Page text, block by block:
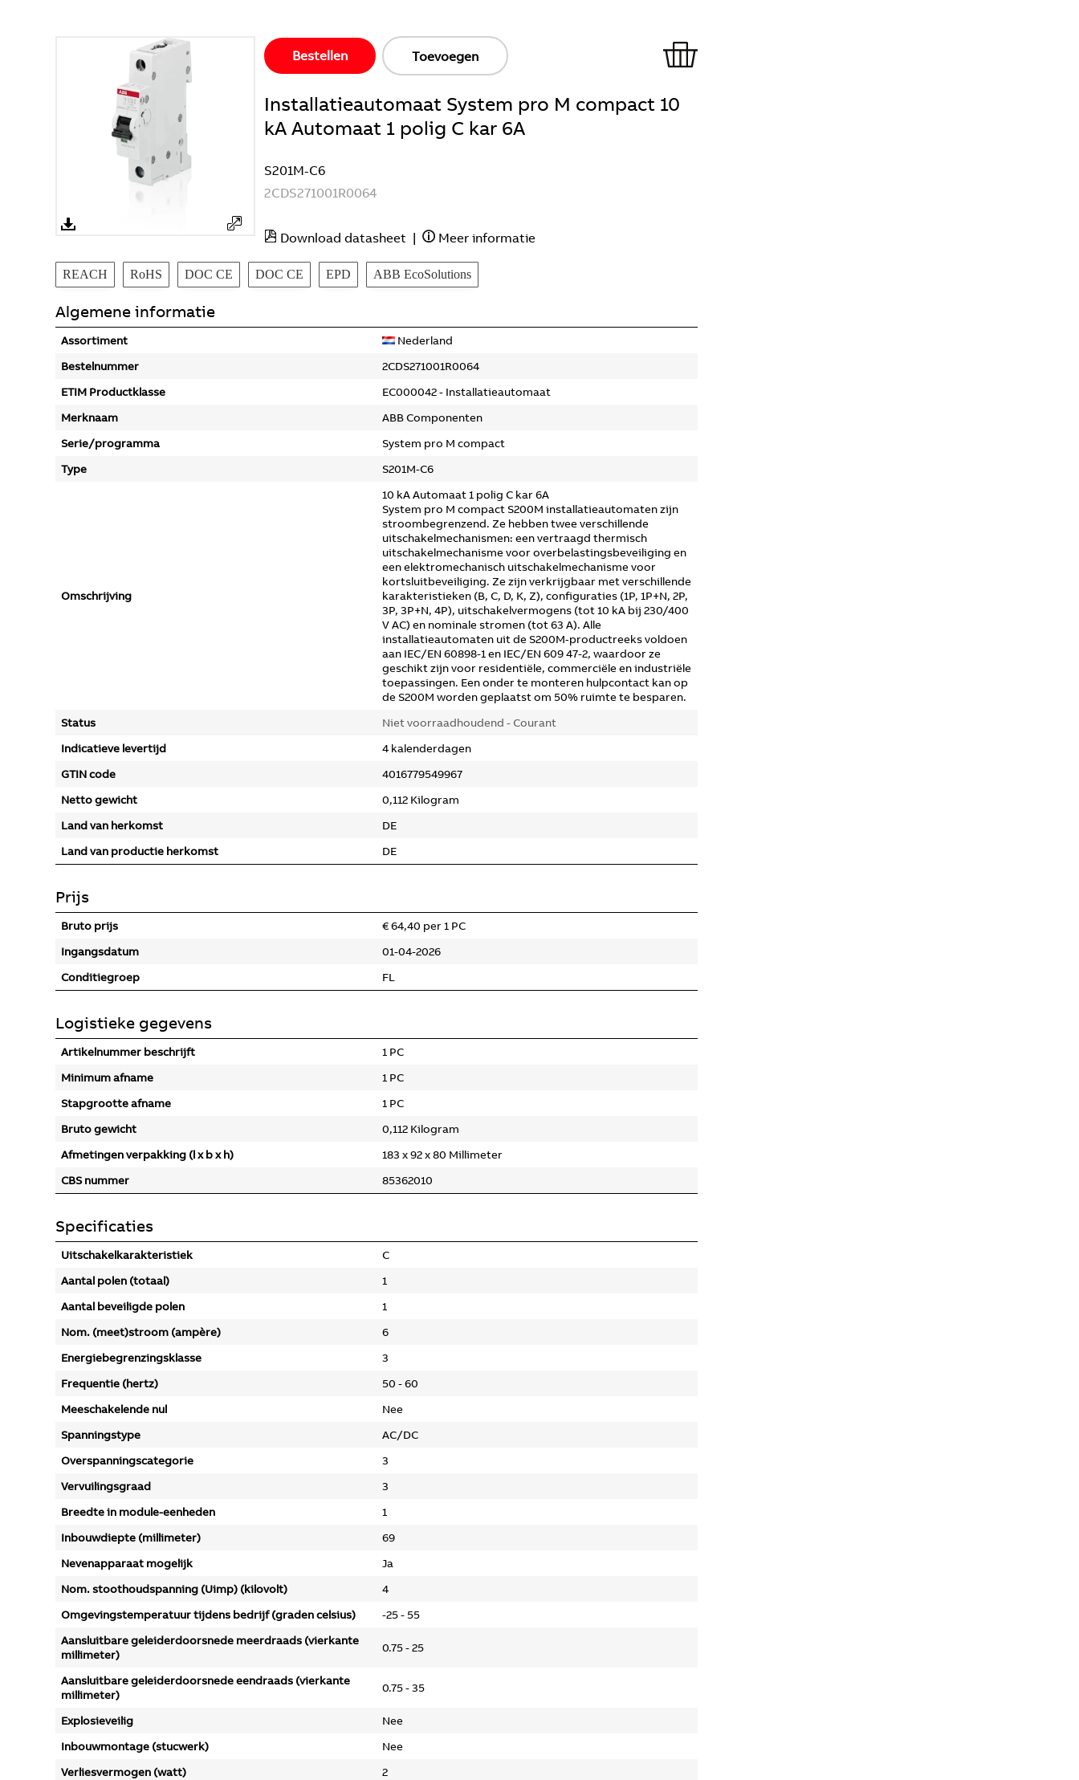
Bestellen Toevoegen
Installatieautomaat System pro M compact 10
kA Automaat 1 polig C kar 6A
S201M-C6
2CDS271001R0064
Download datasheet | Meer informatie
REACH RoHS DOC CE DOC CE EPD ABB EcoSolutions
Algemene informatie
Assortiment
Nederland
Bestelnummer
2CDS271001R0064
ETIM Productklasse
EC000042 - Installatieautomaat
Merknaam
ABB Componenten
Serie/programma
System pro M compact
Type
S201M-C6
Omschrijving
10 kA Automaat 1 polig C kar 6A
System pro M compact S200M installatieautomaten zijn
stroombegrenzend. Ze hebben twee verschillende
uitschakelmechanismen: een vertraagd thermisch
uitschakelmechanisme voor overbelastingsbeveiliging en
een elektromechanisch uitschakelmechanisme voor
kortsluitbeveiliging. Ze zijn verkrijgbaar met verschillende
karakteristieken (B, C, D, K, Z), configuraties (1P, 1P+N, 2P,
3P, 3P+N, 4P), uitschakelvermogens (tot 10 kA bij 230/400
V AC) en nominale stromen (tot 63 A). Alle
installatieautomaten uit de S200M‑productreeks voldoen
aan IEC/EN 60898-1 en IEC/EN 609 47-2, waardoor ze
geschikt zijn voor residentiële, commerciële en industriële
toepassingen. Een onder te monteren hulpcontact kan op
de S200M worden geplaatst om 50% ruimte te besparen.
Status
Niet voorraadhoudend - Courant
Indicatieve levertijd
4 kalenderdagen
GTIN code
4016779549967
Netto gewicht
0,112 Kilogram
Land van herkomst
DE
Land van productie herkomst
DE
Prijs
Bruto prijs
€ 64,40 per 1 PC
Ingangsdatum
01-04-2026
Conditiegroep
FL
Logistieke gegevens
Artikelnummer beschrijft
1 PC
Minimum afname
1 PC
Stapgrootte afname
1 PC
Bruto gewicht
0,112 Kilogram
Afmetingen verpakking (l x b x h)
183 x 92 x 80 Millimeter
CBS nummer
85362010
Specificaties
Uitschakelkarakteristiek
C
Aantal polen (totaal)
1
Aantal beveiligde polen
1
Nom. (meet)stroom (ampère)
6
Energiebegrenzingsklasse
3
Frequentie (hertz)
50 - 60
Meeschakelende nul
Nee
Spanningstype
AC/DC
Overspanningscategorie
3
Vervuilingsgraad
3
Breedte in module-eenheden
1
Inbouwdiepte (millimeter)
69
Nevenapparaat mogelijk
Ja
Nom. stoothoudspanning (Uimp) (kilovolt)
4
Omgevingstemperatuur tijdens bedrijf (graden celsius)
-25 - 55
Aansluitbare geleiderdoorsnede meerdraads (vierkante
millimeter)
0.75 - 25
Aansluitbare geleiderdoorsnede eendraads (vierkante
millimeter)
0.75 - 35
Explosieveilig
Nee
Inbouwmontage (stucwerk)
Nee
Verliesvermogen (watt)
2